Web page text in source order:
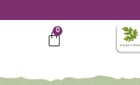
0
עגלת